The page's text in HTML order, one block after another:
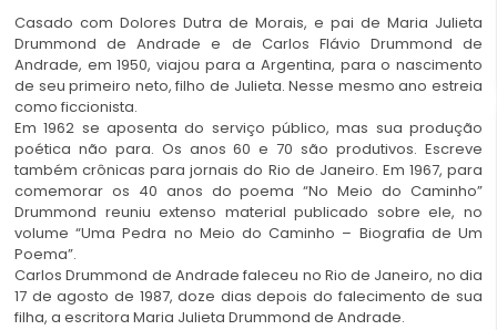
Casado com Dolores Dutra de Morais, e pai de Maria Julieta
Drummond de Andrade e de Carlos Flávio Drummond de
Andrade, em 1950, viajou para a Argentina, para o nascimento
de seu primeiro neto, filho de Julieta. Nesse mesmo ano estreia
como ficcionista.
Em 1962 se aposenta do serviço público, mas sua produção
poética não para. Os anos 60 e 70 são produtivos. Escreve
também crônicas para jornais do Rio de Janeiro. Em 1967, para
comemorar os 40 anos do poema “No Meio do Caminho”
Drummond reuniu extenso material publicado sobre ele, no
volume “Uma Pedra no Meio do Caminho – Biografia de Um
Poema”.
Carlos Drummond de Andrade faleceu no Rio de Janeiro, no dia
17 de agosto de 1987, doze dias depois do falecimento de sua
filha, a escritora Maria Julieta Drummond de Andrade.